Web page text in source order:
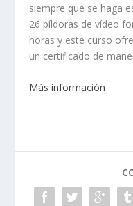
siempre que se haga
26 píldoras de vídeo
horas y este curso
un certificado de
Más información